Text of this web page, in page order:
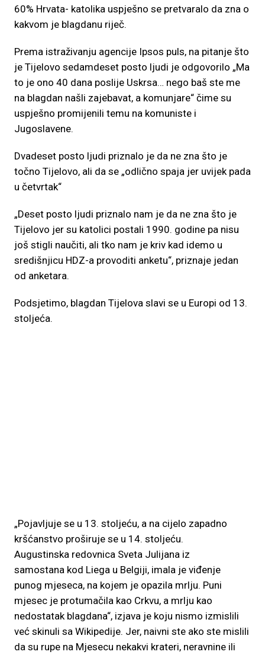
60% Hrvata- katolika uspješno se pretvaralo da zna o
kakvom je blagdanu riječ.
Prema istraživanju agencije Ipsos puls, na pitanje što
je Tijelovo sedamdeset posto ljudi je odgovorilo „Ma
to je ono 40 dana poslije Uskrsa… nego baš ste me
na blagdan našli zajebavat, a komunjare“ čime su
uspješno promijenili temu na komuniste i
Jugoslavene.
Dvadeset posto ljudi priznalo je da ne zna što je
točno Tijelovo, ali da se „odlično spaja jer uvijek pada
u četvrtak“
„Deset posto ljudi priznalo nam je da ne zna što je
Tijelovo jer su katolici postali 1990. godine pa nisu
još stigli naučiti, ali tko nam je kriv kad idemo u
središnjicu HDZ-a provoditi anketu“, priznaje jedan
od anketara.
Podsjetimo, blagdan Tijelova slavi se u Europi od 13.
stoljeća.
„Pojavljuje se u 13. stoljeću, a na cijelo zapadno
kršćanstvo proširuje se u 14. stoljeću.
Augustinska redovnica Sveta Julijana iz
samostana kod Liega u Belgiji, imala je viđenje
punog mjeseca, na kojem je opazila mrlju. Puni
mjesec je protumačila kao Crkvu, a mrlju kao
nedostatak blagdana“, izjava je koju nismo izmislili
već skinuli sa Wikipedije. Jer, naivni ste ako ste mislili
da su rupe na Mjesecu nekakvi krateri, neravnine ili